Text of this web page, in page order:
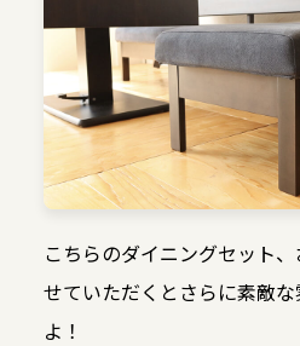
こちらのダイニングセット
せていただくとさらに素敵
よ！